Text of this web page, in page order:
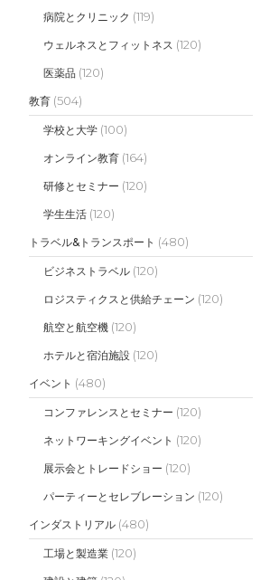
病院とクリニック (119)
ウェルネスとフィットネス (120)
医薬品 (120)
教育 (504)
学校と大学 (100)
オンライン教育 (164)
研修とセミナー (120)
学生生活 (120)
トラベル&トランスポート (480)
ビジネストラベル (120)
ロジスティクスと供給チェーン (120)
航空と航空機 (120)
ホテルと宿泊施設 (120)
イベント (480)
コンファレンスとセミナー (120)
ネットワーキングイベント (120)
展示会とトレードショー (120)
パーティーとセレブレーション (120)
インダストリアル (480)
工場と製造業 (120)